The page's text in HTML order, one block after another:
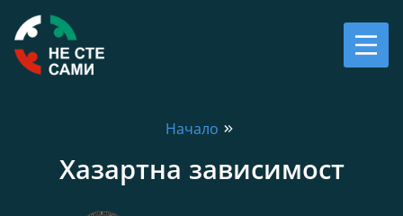
Начало
Хазартна зависимост